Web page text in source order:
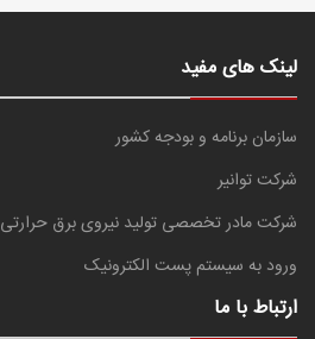
لینک های مفید
سازمان برنامه و بودجه کشور
شرکت توانیر
شرکت مادر تخصصی تولید نیروی برق حرارتی
ورود به سیستم پست الکترونیک
ارتباط با ما